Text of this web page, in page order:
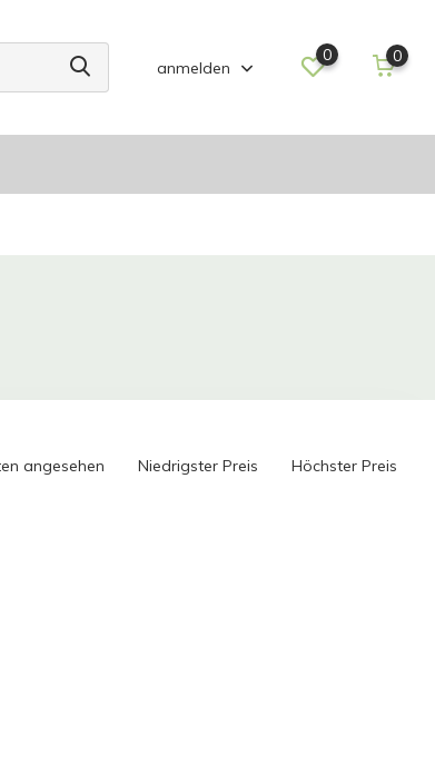
anmelden
0 0
angesehen Niedrigster Preis Höchster Preis